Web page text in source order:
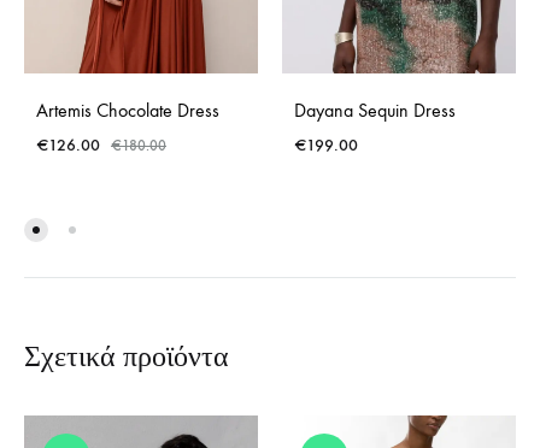
Artemis Chocolate Dress
€126.00 €180.00
Dayana Sequin Dress
€199.00
Σχετικά προϊόντα